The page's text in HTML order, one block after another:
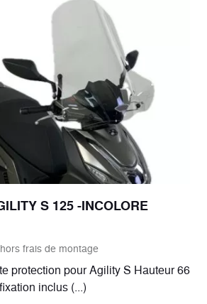
S 125 -INCOLORE
frais de montage
protection pour Agility S Hauteur 66
inclus (...)